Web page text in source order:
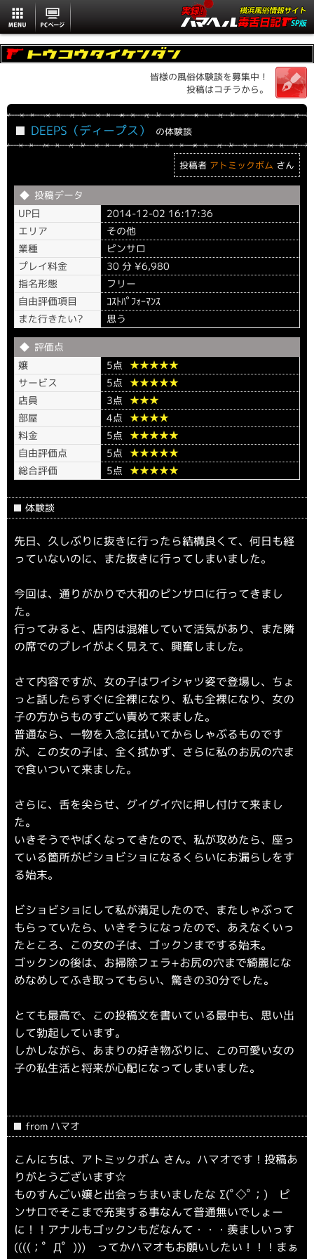
MENU PCページ
皆様の風俗体験談を募集中！
投稿はコチラから。
DEEPS（ディープス） の体験談
投稿者 アトミックボム さん
投稿データ
UP日
2014-12-02 16:17:36
エリア
その他
業種
ピンサロ
プレイ料金
30 分 ¥6,980
指名形態
フリー
自由評価項目
ｺｽﾄﾊﾟﾌｫｰﾏﾝｽ
また行きたい?
思う
評価点
嬢
5点
★★★★★
サービス
5点
★★★★★
店員
3点
★★★
部屋
4点
★★★★
料金
5点
★★★★★
自由評価点
5点
★★★★★
総合評価
5点 ★★★★★
体験談
先日、久しぶりに抜きに行ったら結構良くて、何日も経
っていないのに、また抜きに行ってしまいました。
今回は、通りがかりで大和のピンサロに行ってきまし
た。
行ってみると、店内は混雑していて活気があり、また隣
の席でのプレイがよく見えて、興奮しました。
さて内容ですが、女の子はワイシャツ姿で登場し、ちょ
っと話したらすぐに全裸になり、私も全裸になり、女の
子の方からものすごい責めて来ました。
普通なら、一物を入念に拭いてからしゃぶるものです
が、この女の子は、全く拭かず、さらに私のお尻の穴ま
で食いついて来ました。
さらに、舌を尖らせ、グイグイ穴に押し付けて来まし
た。
いきそうでやばくなってきたので、私が攻めたら、座っ
ている箇所がビショビショになるくらいにお漏らしをす
る始末。
ビショビショにして私が満足したので、またしゃぶって
もらっていたら、いきそうになったので、あえなくいっ
たところ、この女の子は、ゴックンまでする始末。
ゴックンの後は、お掃除フェラ+お尻の穴まで綺麗にな
めなめしてふき取ってもらい、驚きの30分でした。
とても最高で、この投稿文を書いている最中も、思い出
して勃起しています。
しかしながら、あまりの好き物ぶりに、この可愛い女の
子の私生活と将来が心配になってしまいました。
from ハマオ
こんにちは、アトミックボム さん。ハマオです！投稿あ
りがとうございます☆
ものすんごい嬢と出会っちまいましたな Σ(ﾟ◇ﾟ；) ピ
ンサロでそこまで充実する事なんて普通無いでしょー
に！！アナルもゴックンもだなんて・・・羨ましいっす
((((；゜Д゜))) ってかハマオもお願いしたい！！！まぁ